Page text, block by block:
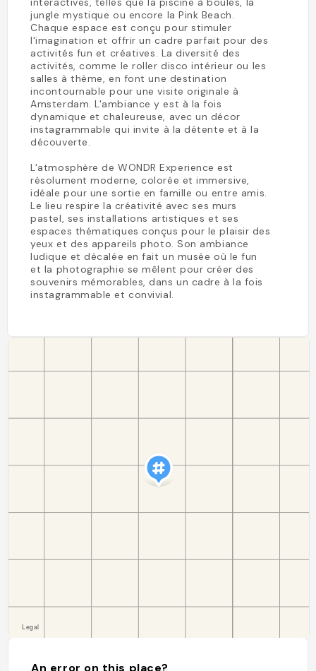
jungle mystique ou encore la Pink Beach.
Chaque espace est conçu pour stimuler
l'imagination et offrir un cadre parfait pour des
activités fun et créatives. La diversité des
activités, comme le roller disco intérieur ou les
salles à thème, en font une destination
incontournable pour une visite originale à
Amsterdam. L'ambiance y est à la fois
dynamique et chaleureuse, avec un décor
instagrammable qui invite à la détente et à la
découverte.
L'atmosphère de WONDR Experience est
résolument moderne, colorée et immersive,
idéale pour une sortie en famille ou entre amis.
Le lieu respire la créativité avec ses murs
pastel, ses installations artistiques et ses
espaces thématiques conçus pour le plaisir des
yeux et des appareils photo. Son ambiance
ludique et décalée en fait un musée où le fun
et la photographie se mêlent pour créer des
souvenirs mémorables, dans un cadre à la fois
instagrammable et convivial.
An error on this place?